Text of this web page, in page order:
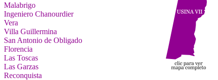
Malabrigo
Ingeniero Chanourdier
Vera
Villa Guillermina
San Antonio de Obligado
Florencia
Las Toscas
Las Garzas
Reconquista